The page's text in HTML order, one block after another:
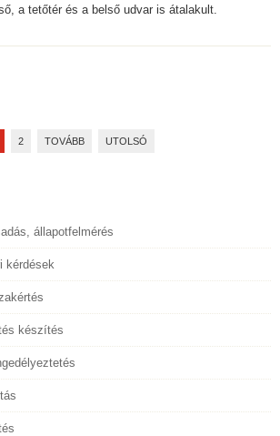
a tetőtér és a belső udvar is átalakult.
2 TOVÁBB UTOLSÓ
állapotfelmérés
kérdések
készítés